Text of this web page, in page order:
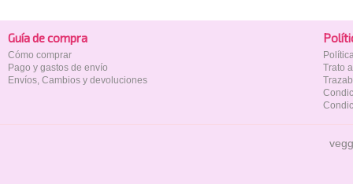
Guía de compra
Cómo comprar
Pago y gastos de envío
Envíos, Cambios y devoluciones
Trato